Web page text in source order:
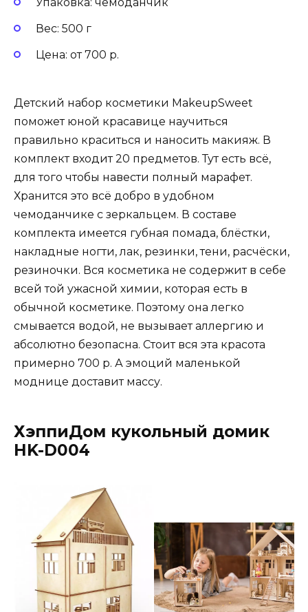
Вес: 500 г
Цена: от 700 р.
Детский набор косметики MakeupSweet
поможет юной красавице научиться
правильно краситься и наносить макияж. В
комплект входит 20 предметов. Тут есть всё,
для того чтобы навести полный марафет.
Хранится это всё добро в удобном
чемоданчике с зеркальцем. В составе
комплекта имеется губная помада, блёстки,
накладные ногти, лак, резинки, тени, расчёски,
резиночки. Вся косметика не содержит в себе
всей той ужасной химии, которая есть в
обычной косметике. Поэтому она легко
смывается водой, не вызывает аллергию и
абсолютно безопасна. Стоит вся эта красота
примерно 700 р. А эмоций маленькой
моднице доставит массу.
ХэппиДом кукольный домик
HK-D004